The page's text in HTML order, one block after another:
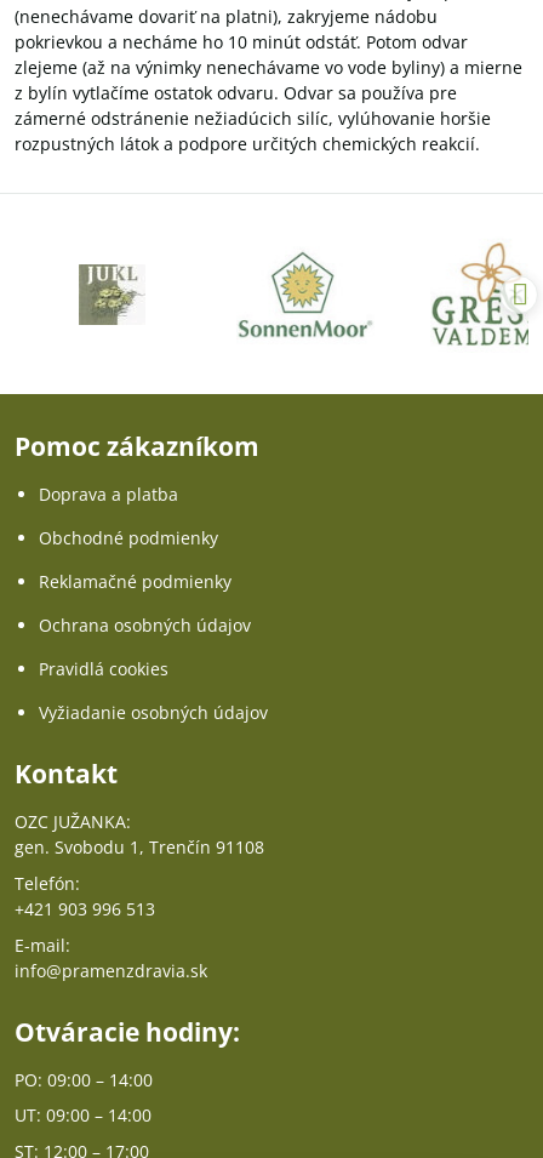
(nenechávame dovariť na platni), zakryjeme nádobu
pokrievkou a necháme ho 10 minút odstáť. Potom odvar
zlejeme (až na výnimky nenechávame vo vode byliny) a mierne
z bylín vytlačíme ostatok odvaru. Odvar sa používa pre
zámerné odstránenie nežiadúcich silíc, vylúhovanie horšie
rozpustných látok a podpore určitých chemických reakcií.
Pomoc zákazníkom
Doprava a platba
Obchodné podmienky
Reklamačné podmienky
Ochrana osobných údajov
Pravidlá cookies
Vyžiadanie osobných údajov
Kontakt
OZC JUŽANKA:
gen. Svobodu 1, Trenčín 91108
Telefón:
+421 903 996 513
E-mail:
info@pramenzdravia.sk
Otváracie hodiny:
PO: 09:00 – 14:00
UT: 09:00 – 14:00
ST: 12:00 – 17:00